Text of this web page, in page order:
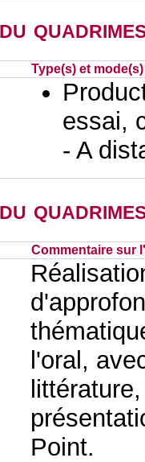
Type(s) et
essai,
- A
Commentaire sur
l'oral,
Point.